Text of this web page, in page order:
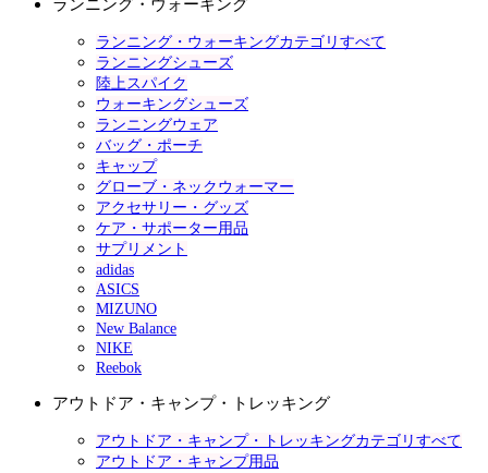
ランニング・ウォーキング
ランニング・ウォーキングカテゴリすべて
ランニングシューズ
陸上スパイク
ウォーキングシューズ
ランニングウェア
バッグ・ポーチ
キャップ
グローブ・ネックウォーマー
アクセサリー・グッズ
ケア・サポーター用品
サプリメント
adidas
ASICS
MIZUNO
New Balance
NIKE
Reebok
アウトドア・キャンプ・トレッキング
アウトドア・キャンプ・トレッキングカテゴリすべて
アウトドア・キャンプ用品